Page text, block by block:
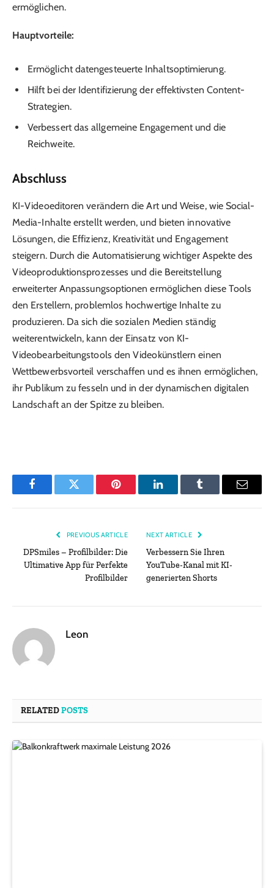
ermöglichen.
Hauptvorteile:
Ermöglicht datengesteuerte Inhaltsoptimierung.
Hilft bei der Identifizierung der effektivsten Content-
Strategien.
Verbessert das allgemeine Engagement und die
Reichweite.
Abschluss
KI-Videoeditoren verändern die Art und Weise, wie Social-
Media-Inhalte erstellt werden, und bieten innovative
Lösungen, die Effizienz, Kreativität und Engagement
steigern. Durch die Automatisierung wichtiger Aspekte des
Videoproduktionsprozesses und die Bereitstellung
erweiterter Anpassungsoptionen ermöglichen diese Tools
den Erstellern, problemlos hochwertige Inhalte zu
produzieren. Da sich die sozialen Medien ständig
weiterentwickeln, kann der Einsatz von KI-
Videobearbeitungstools den Videokünstlern einen
Wettbewerbsvorteil verschaffen und es ihnen ermöglichen,
ihr Publikum zu fesseln und in der dynamischen digitalen
Landschaft an der Spitze zu bleiben.
FacebookTwitter Pinterest LinkedInTumblr Email
PREVIOUS ARTICLE
DPSmiles – Profilbilder: Die
Ultimative App für Perfekte
Profilbilder
NEXT ARTICLE
Verbessern Sie Ihren
YouTube-Kanal mit KI-
generierten Shorts
Leon
RELATEDPOSTS